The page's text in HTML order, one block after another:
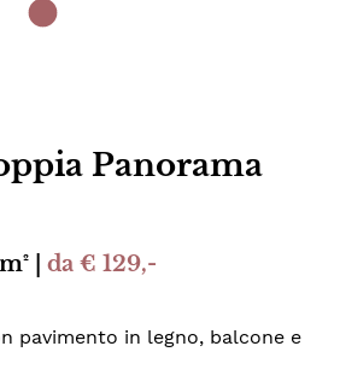
Panorama
| da € 129,-
pavimento in legno, balcone e